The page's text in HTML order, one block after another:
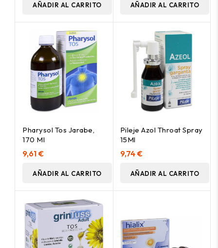
AÑADIR AL CARRITO AÑADIR AL CARRITO
Pharysol Tos Jarabe,
170 Ml
9,61 €
AÑADIR AL CARRITO
Pileje Azol Throat Spray
15Ml
9,74 €
AÑADIR AL CARRITO